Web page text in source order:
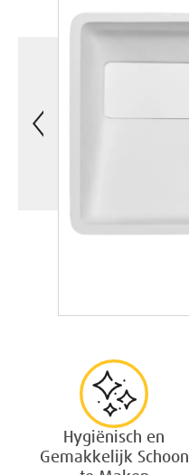
Hygiënisch en
Gemakkelijk Schoon